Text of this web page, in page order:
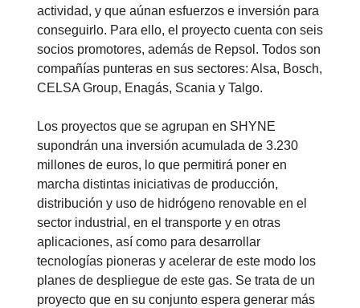
actividad, y que aúnan esfuerzos e inversión para
conseguirlo. Para ello, el proyecto cuenta con seis
socios promotores, además de Repsol. Todos son
compañías punteras en sus sectores: Alsa, Bosch,
CELSA Group, Enagás, Scania y Talgo.
Los proyectos que se agrupan en SHYNE
supondrán una inversión acumulada de 3.230
millones de euros, lo que permitirá poner en
marcha distintas iniciativas de producción,
distribución y uso de hidrógeno renovable en el
sector industrial, en el transporte y en otras
aplicaciones, así como para desarrollar
tecnologías pioneras y acelerar de este modo los
planes de despliegue de este gas. Se trata de un
proyecto que en su conjunto espera generar más